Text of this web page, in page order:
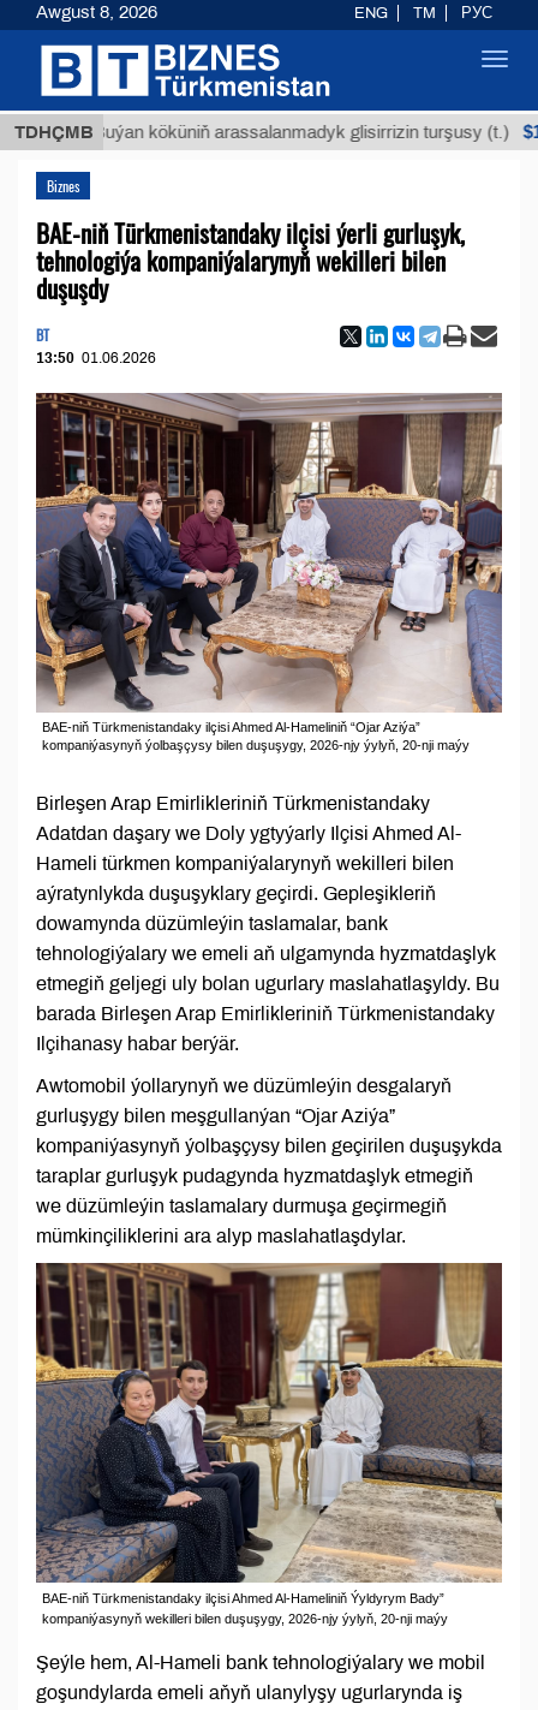
TDHÇMB
Buýan köküniň arassalanmadyk glisirrizin turşusy (t.) $12935,18
Biznes
BAE-niň Türkmenistandaky ilçisi ýerli gurluşyk,
tehnologiýa kompaniýalarynyň wekilleri bilen
duşuşdy
BT
13:50 01.06.2026
BAE-niň Türkmenistandaky ilçisi Ahmed Al-Hameliniň “Ojar Aziýa”
kompaniýasynyň ýolbaşçysy bilen duşuşygy, 2026-njy ýylyň, 20-nji maýy
Birleşen Arap Emirlikleriniň Türkmenistandaky
Adatdan daşary we Doly ygtyýarly Ilçisi Ahmed Al-
Hameli türkmen kompaniýalarynyň wekilleri bilen
aýratynlykda duşuşyklary geçirdi. Gepleşikleriň
dowamynda düzümleýin taslamalar, bank
tehnologiýalary we emeli aň ulgamynda hyzmatdaşlyk
etmegiň geljegi uly bolan ugurlary maslahatlaşyldy. Bu
barada Birleşen Arap Emirlikleriniň Türkmenistandaky
Ilçihanasy habar berýär.
Awtomobil ýollarynyň we düzümleýin desgalaryň
gurluşygy bilen meşgullanýan “Ojar Aziýa”
kompaniýasynyň ýolbaşçysy bilen geçirilen duşuşykda
taraplar gurluşyk pudagynda hyzmatdaşlyk etmegiň
we düzümleýin taslamalary durmuşa geçirmegiň
mümkinçiliklerini ara alyp maslahatlaşdylar.
BAE-niň Türkmenistandaky ilçisi Ahmed Al-Hameliniň Ýyldyrym Bady”
kompaniýasynyň wekilleri bilen duşuşygy, 2026-njy ýylyň, 20-nji maýy
Şeýle hem, Al-Hameli bank tehnologiýalary we mobil
goşundylarda emeli aňyň ulanylyşy ugurlarynda iş
Awgust 8, 2026 ENG TM РУС